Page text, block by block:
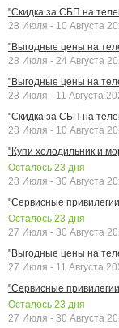
"Скидка за СБП на
28 Июля - 10 Августа
"Выгодные цены на
28 Июля - 24 Августа
"Выгодные цены на
28 Июля - 11 Августа
"Скидка за СБП на
28 Июля - 10 Августа
"Купи холодильник и
Осталось 23 дня
28 Июля - 30 Августа
"Сервисные
Осталось 23 дня
27 Июля - 30 Августа
"Выгодные цены на
27 Июля - 11 Августа
"Сервисные
Осталось 23 дня
27 Июля - 30 Августа